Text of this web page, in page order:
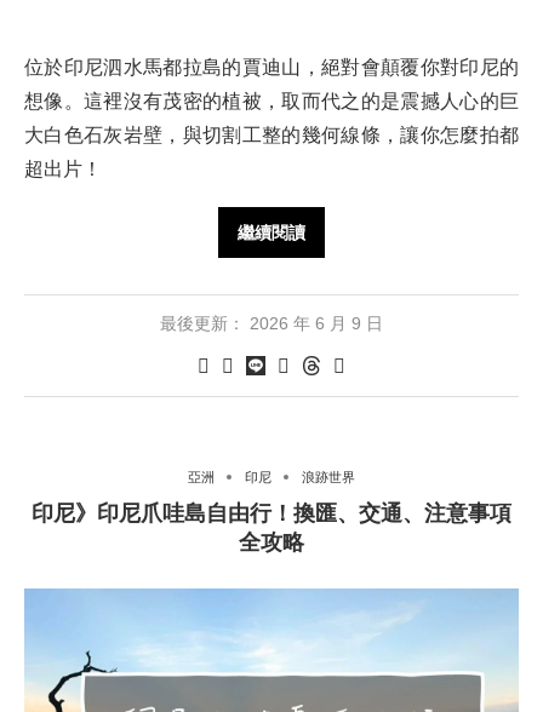
位於印尼泗水馬都拉島的賈迪山，絕對會顛覆你對印尼的
想像。這裡沒有茂密的植被，取而代之的是震撼人心的巨
大白色石灰岩壁，與切割工整的幾何線條，讓你怎麼拍都
超出片！
繼續閱讀
最後更新： 2026 年 6 月 9 日
亞洲 印尼 浪跡世界
印尼》印尼爪哇島自由行！換匯、交通、注意事項
全攻略